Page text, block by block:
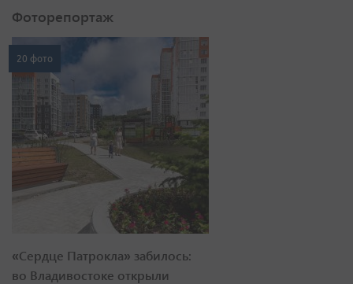
Фоторепортаж
20 фото
«Сердце Патрокла» забилось:
во Владивостоке открыли